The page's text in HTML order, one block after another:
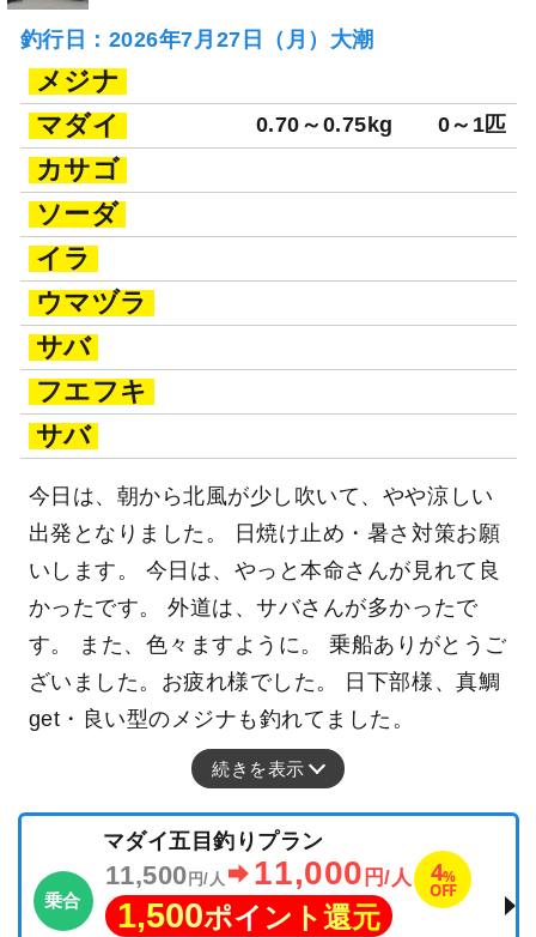
釣行日：2026年7月27日（月）大潮
メジナ
マダイ
0.70～0.75kg 0～1匹
カサゴ
ソーダ
イラ
ウマヅラ
サバ
フエフキ
サバ
今日は、朝から北風が少し吹いて、やや涼しい
出発となりました。 日焼け止め・暑さ対策お願
いします。 今日は、やっと本命さんが見れて良
かったです。 外道は、サバさんが多かったで
す。 また、色々ますように。 乗船ありがとうご
ざいました。お疲れ様でした。 日下部様、真鯛
get・良い型のメジナも釣れてました。
続きを表示
乗合
マダイ五目釣りプラン
11,500 円/人 11,000 円/人 4%
OFF
1,500ポイント還元